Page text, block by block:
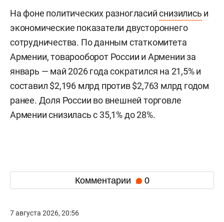
На фоне политических разногласийснизились и
экономические показатели двустороннего
сотрудничества. По данным статкомитета
Армении, товарооборот России и Армении за
январь — май 2026 года сократился на 21,5% и
составил $2,196 млрд против $2,763 млрд годом
ранее. Доля России во внешней торговле
Армении снизилась с 35,1% до 28%.
Комментарии 0
7 августа 2026, 20:56